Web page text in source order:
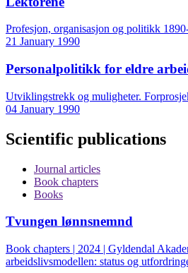
Profesjon, organisasjon og politikk
21 January 1990
Personalpolitikk for eldre
Utviklingstrekk og muligheter.
04 January 1990
Scientific publications
Journal articles
Book chapters
Books
Tvungen lønnsnemnd
Book chapters | 2024 | Gyldendal
arbeidslivsmodellen: status og